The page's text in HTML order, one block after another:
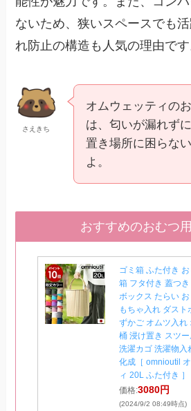
ないため、狭いスペースでも
れ防止の構造も人気の理由です
さえきち
オムウェッティの
は、匂いが漏れず
置き場所に困らな
よ。
おすすめのおむつ
ゴミ箱 ふた付き
箱 フタ付き 蓋つ
ボックス たらい
もちゃ入れ ダスト
ずかご オムツ入れ
桶 浸け置き スツ
洗濯カゴ 洗濯物入
化成［ omnioutil
ィ 20L ふた付き ］
価格:3080円
(2024/9/2 08:49時点)